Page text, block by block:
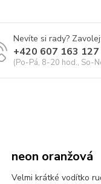
Nevíte si rady?
+420 607 163 127
(Po-Pá, 8-20 hod., So-
neon oranžová
Velmi krátké vodítko